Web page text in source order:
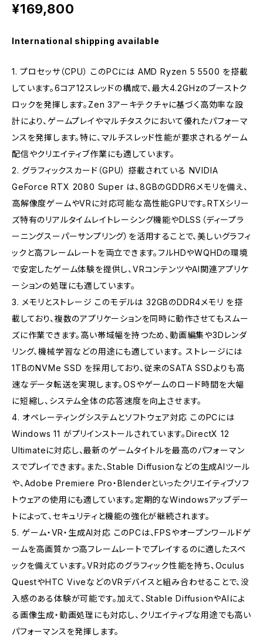
¥169,800
International shipping available
1. プロセッサ（CPU） このPCには AMD Ryzen 5 5500 を搭載
しています。6コア12スレッドの構成で、最大4.2GHzのブーストク
ロックを発揮します。Zen 3アーキテクチャに基づく高効率な設
計により、ゲームプレイやマルチタスクにおいて優れたパフォーマ
ンスを発揮します。特に、マルチスレッド性能が要求されるゲーム
配信やクリエイティブ作業にも適しています。
2. グラフィックスカード（GPU） 搭載されている NVIDIA
GeForce RTX 2080 Super は、8GBのGDDR6メモリを備え、
高解像度ゲームやVRに対応可能な高性能GPUです。RTXシリー
ズ特有のリアルタイムレイトレーシング機能やDLSS（ディープラ
ーニングスーパーサンプリング）を活用することで、美しいグラフィ
ックと高フレームレートを両立できます。フルHDやWQHDの環境
で安定したゲーム体験を提供し、VRコンテンツやAI関連アプリケ
ーションの処理にも適しています。
3. メモリとストレージ このモデルは 32GBのDDR4メモリ を搭
載しており、複数のアプリケーションを同時に動作させてもスムー
ズに作業できます。高い帯域幅を持つため、動画編集や3Dレンダ
リング、機械学習などの用途にも適しています。 ストレージには
1TBのNVMe SSD を採用しており、従来のSATA SSDよりも高
速なデータ転送を実現します。OSやゲームのロード時間を大幅
に短縮し、システム全体の応答速度を向上させます。
4. オペレーティングシステムとソフトウェア対応 このPCには
Windows 11 がプリインストールされています。DirectX 12
Ultimateに対応し、最新のゲームタイトルを最高のパフォーマン
スでプレイできます。また、Stable Diffusionなどの生成AIツール
や、Adobe Premiere Pro・Blenderといったクリエイティブソフ
トウェアの使用にも適しています。定期的なWindowsアップデー
トによって、セキュリティと機能の強化が継続されます。
5. ゲーム・VR・生成AI対応 このPCは、FPSやオープンワールドゲ
ームを高画質かつ高フレームレートでプレイするのに適したスペ
ックを備えています。VR対応のグラフィック性能を持ち、Oculus
QuestやHTC ViveなどのVRデバイスと組み合わせることで、没
入感のある体験が可能です。加えて、Stable DiffusionやAIによ
る画像生成・動画処理にも対応し、クリエイティブな用途でも高い
パフォーマンスを発揮します。